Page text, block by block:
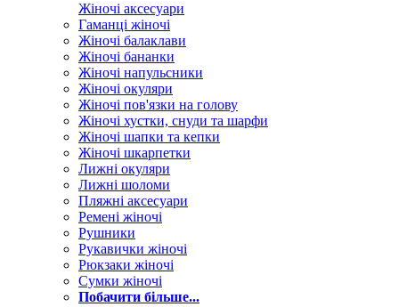
Жіночі аксесуари
Гаманці жіночі
Жіночі балаклави
Жіночі бананки
Жіночі напульсники
Жіночі окуляри
Жіночі пов'язки на голову
Жіночі хустки, снуди та шарфи
Жіночі шапки та кепки
Жіночі шкарпетки
Лижні окуляри
Лижні шоломи
Пляжні аксесуари
Ремені жіночі
Рушники
Рукавички жіночі
Рюкзаки жіночі
Сумки жіночі
Побачити більше...